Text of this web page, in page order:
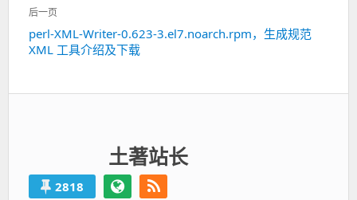
篇：
后一页
下
一
perl-XML-Writer-0.623-3.el7.noarch.rpm，生成规范
XML 工具介绍及下载
土著站长
2818